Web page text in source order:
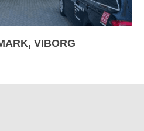
VIBORG